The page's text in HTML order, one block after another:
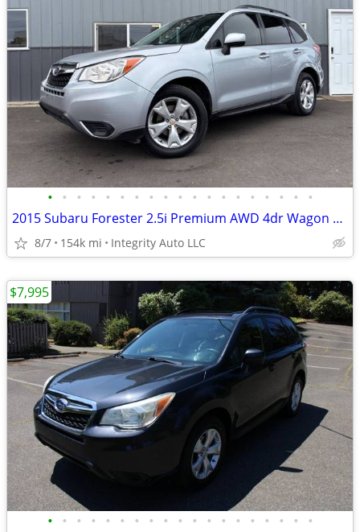
• • • • • • • • • • • • • • • • • • •
2015 Subaru Forester 2.5i Premium AWD 4dr Wagon CVT Stock # 584835
8/7 154k mi Integrity Auto LLC
• • • • • • • • • • • • • • • • • • •
$7,995